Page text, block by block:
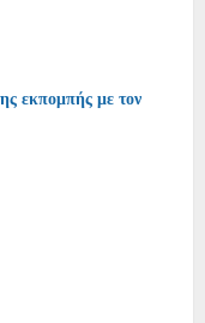
εκπομπής με τον